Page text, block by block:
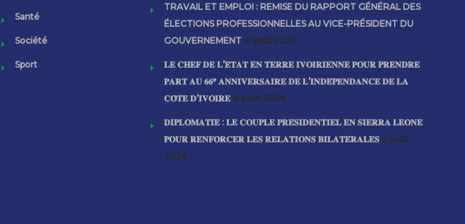
Santé
Société
Sport
TRAVAIL ET EMPLOI : REMISE DU RAPPORT GÉNÉRAL DES
ÉLECTIONS PROFESSIONNELLES AU VICE-PRÉSIDENT DU
GOUVERNEMENT 4 août 2026
𝐋𝐄 𝐂𝐇𝐄𝐅 𝐃𝐄 𝐋’𝐄́𝐓𝐀𝐓 𝐄𝐍 𝐓𝐄𝐑𝐑𝐄 𝐈𝐕𝐎𝐈𝐑𝐈𝐄𝐍𝐍𝐄 𝐏𝐎𝐔𝐑 𝐏𝐑𝐄𝐍𝐃𝐑𝐄
𝐏𝐀𝐑𝐓 𝐀𝐔 𝟔𝟔ᵉ 𝐀𝐍𝐍𝐈𝐕𝐄𝐑𝐒𝐀𝐈𝐑𝐄 𝐃𝐄 𝐋’𝐈𝐍𝐃𝐄́𝐏𝐄𝐍𝐃𝐀𝐍𝐂𝐄 𝐃𝐄 𝐋𝐀
𝐂𝐎̂𝐓𝐄 𝐃’𝐈𝐕𝐎𝐈𝐑𝐄 4 août 2026
𝐃𝐈𝐏𝐋𝐎𝐌𝐀𝐓𝐈𝐄 : 𝐋𝐄 𝐂𝐎𝐔𝐏𝐋𝐄 𝐏𝐑𝐄́𝐒𝐈𝐃𝐄𝐍𝐓𝐈𝐄𝐋 𝐄𝐍 𝐒𝐈𝐄𝐑𝐑𝐀 𝐋𝐄𝐎𝐍𝐄
𝐏𝐎𝐔𝐑 𝐑𝐄𝐍𝐅𝐎𝐑𝐂𝐄𝐑 𝐋𝐄𝐒 𝐑𝐄𝐋𝐀𝐓𝐈𝐎𝐍𝐒 𝐁𝐈𝐋𝐀𝐓𝐄́𝐑𝐀𝐋𝐄𝐒 2 août
2026